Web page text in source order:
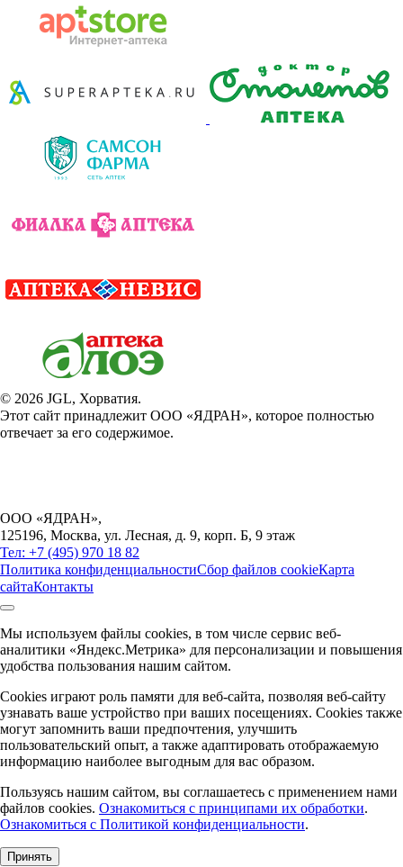
© 2026 JGL, Хорватия.
Этот сайт принадлежит ООО «ЯДРАН», которое полностью
отвечает за его содержимое.
ООО «ЯДРАН»,
125196, Москва, ул. Лесная, д. 9, корп. Б, 9 этаж
Тел: +7 (495) 970 18 82
Политика конфиденциальностиСбор файлов cookieКарта
сайтаКонтакты
Мы используем файлы cookies, в том числе сервис веб-
аналитики «Яндекс.Метрика» для персонализации и повышения
удобства пользования нашим сайтом.
Cookies играют роль памяти для веб-сайта, позволяя веб-сайту
узнавать ваше устройство при ваших посещениях. Cookies также
могут запомнить ваши предпочтения, улучшить
пользовательский опыт, а также адаптировать отображаемую
информацию наиболее выгодным для вас образом.
Пользуясь нашим сайтом, вы соглашаетесь с применением нами
файлов cookies. Ознакомиться с принципами их обработки.
Ознакомиться с Политикой конфиденциальности.
Принять